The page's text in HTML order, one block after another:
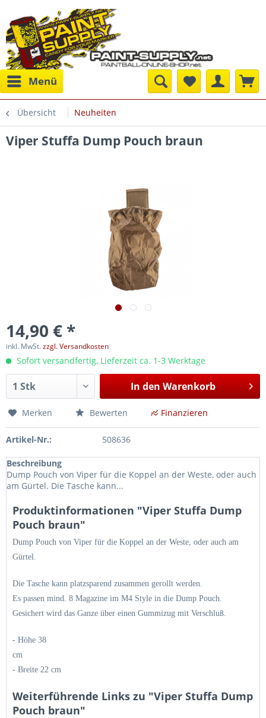
Menü
Übersicht Neuheiten
Viper Stuffa Dump Pouch braun
14,90 € *
inkl. MwSt.zzgl. Versandkosten
Sofort versandfertig, Lieferzeit ca. 1-3 Werktage
In den Warenkorb
Merken Bewerten Finanzieren
Artikel-Nr.: 508636
Beschreibung
Dump Pouch von Viper für die Koppel an der Weste, oder auch
am Gürtel. Die Tasche kann...
Produktinformationen "Viper Stuffa Dump
Pouch braun"
Dump Pouch von Viper für die Koppel an der Weste, oder auch am
Gürtel.
Die Tasche kann platzsparend zusammen gerollt werden.
Es passen mind. 8 Magazine im M4 Style in die Dump Pouch.
Gesichert wird das Ganze über einen Gummizug mit Verschluß.
- Höhe 38
- Breite 22 cm
Weiterführende Links zu "Viper Stuffa Dump
Pouch braun"